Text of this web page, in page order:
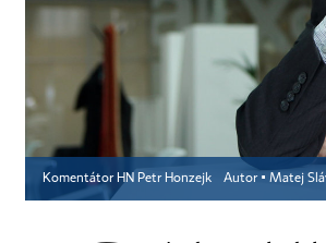
Komentátor HN Petr Honzejk Autor ▪ Matej